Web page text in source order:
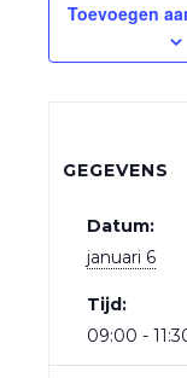
Toevoegen
GEGEVENS
Datum:
januari 6
Tijd:
09:00 -